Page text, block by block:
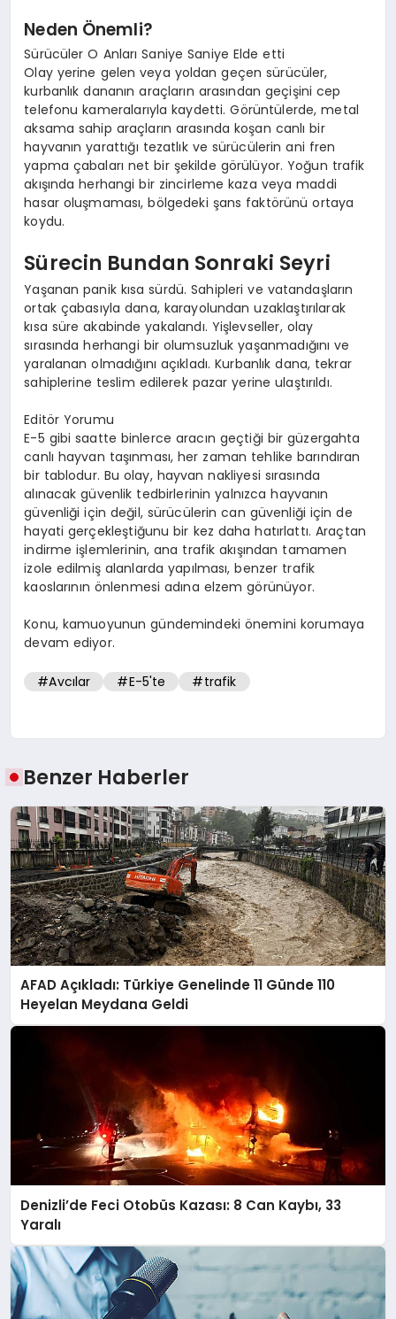
Neden Önemli?
Sürücüler O Anları Saniye Saniye Elde etti
Olay yerine gelen veya yoldan geçen sürücüler,
kurbanlık dananın araçların arasından geçişini cep
telefonu kameralarıyla kaydetti. Görüntülerde, metal
aksama sahip araçların arasında koşan canlı bir
hayvanın yarattığı tezatlık ve sürücülerin ani fren
yapma çabaları net bir şekilde görülüyor. Yoğun trafik
akışında herhangi bir zincirleme kaza veya maddi
hasar oluşmaması, bölgedeki şans faktörünü ortaya
koydu.
Sürecin Bundan Sonraki Seyri
Yaşanan panik kısa sürdü. Sahipleri ve vatandaşların
ortak çabasıyla dana, karayolundan uzaklaştırılarak
kısa süre akabinde yakalandı. Yişlevseller, olay
sırasında herhangi bir olumsuzluk yaşanmadığını ve
yaralanan olmadığını açıkladı. Kurbanlık dana, tekrar
sahiplerine teslim edilerek pazar yerine ulaştırıldı.
Editör Yorumu
E-5 gibi saatte binlerce aracın geçtiği bir güzergahta
canlı hayvan taşınması, her zaman tehlike barındıran
bir tablodur. Bu olay, hayvan nakliyesi sırasında
alınacak güvenlik tedbirlerinin yalnızca hayvanın
güvenliği için değil, sürücülerin can güvenliği için de
hayati gerçekleştiğunu bir kez daha hatırlattı. Araçtan
indirme işlemlerinin, ana trafik akışından tamamen
izole edilmiş alanlarda yapılması, benzer trafik
kaoslarının önlenmesi adına elzem görünüyor.
Konu, kamuoyunun gündemindeki önemini korumaya
devam ediyor.
#Avcılar #E-5'te #trafik
Benzer Haberler
AFAD Açıkladı: Türkiye Genelinde 11 Günde 110
Heyelan Meydana Geldi
Denizli’de Feci Otobüs Kazası: 8 Can Kaybı, 33
Yaralı